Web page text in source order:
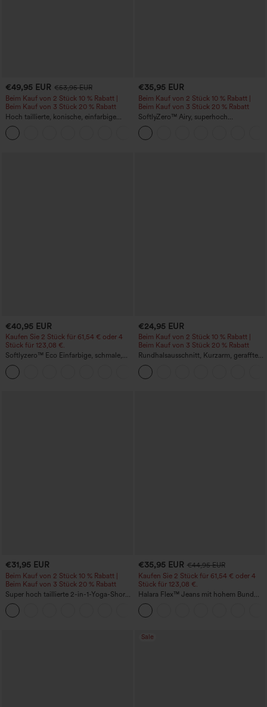
€49,95 EUR €53,95 EUR
Beim Kauf von 2 Stück 10 % Rabatt |
Beim Kauf von 3 Stück 20 % Rabatt
Hoch taillierte, konische, einfarbige
Anzughose mit Seitentaschen
€35,95 EUR
Beim Kauf von 2 Stück 10 % Rabatt |
Beim Kauf von 3 Stück 20 % Rabatt
SoftlyZero™ Airy, superhoch
geschnittene 2-in-1 InstantCool Yoga-
Shorts 7" mit Taschen
€40,95 EUR
Kaufen Sie 2 Stück für 61,54 € oder 4
Stück für 123,08 €.
Softlyzero™ Eco Einfarbige, schmale,
hoch taillierte Wanderhose mit
mehreren Taschen
€24,95 EUR
Beim Kauf von 2 Stück 10 % Rabatt |
Beim Kauf von 3 Stück 20 % Rabatt
Rundhalsausschnitt, Kurzarm, gerafftes
Cool-Touch Yoga-Sporttop - UPF50+
€31,95 EUR
Beim Kauf von 2 Stück 10 % Rabatt |
Beim Kauf von 3 Stück 20 % Rabatt
Super hoch taillierte 2-in-1-Yoga-Shorts
mit Gesäßtasche und Seitentasche-
längere Länge
€35,95 EUR €44,95 EUR
Kaufen Sie 2 Stück für 61,54 € oder 4
Stück für 123,08 €.
Halara Flex™ Jeans mit hohem Bund
und Taschen, gewaschener, lässiger
Bootcut
Sale